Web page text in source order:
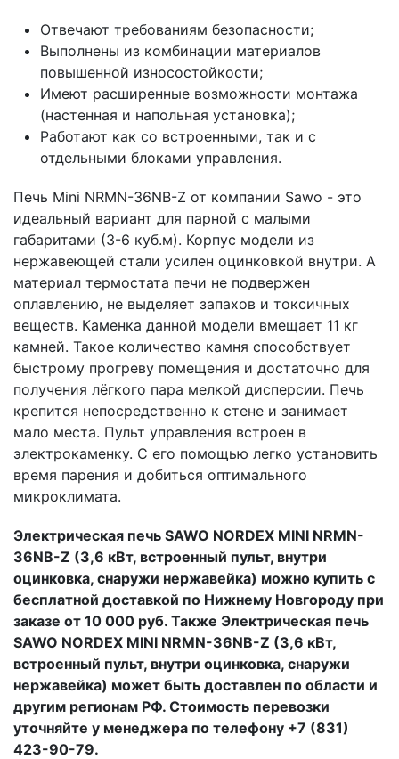
Отвечают требованиям безопасности;
Выполнены из комбинации материалов
повышенной износостойкости;
Имеют расширенные возможности монтажа
(настенная и напольная установка);
Работают как со встроенными, так и с
отдельными блоками управления.
Печь Mini NRMN-36NB-Z от компании Sawo - это
идеальный вариант для парной с малыми
габаритами (3-6 куб.м). Корпус модели из
нержавеющей стали усилен оцинковкой внутри. А
материал термостата печи не подвержен
оплавлению, не выделяет запахов и токсичных
веществ. Каменка данной модели вмещает 11 кг
камней. Такое количество камня способствует
быстрому прогреву помещения и достаточно для
получения лёгкого пара мелкой дисперсии. Печь
крепится непосредственно к стене и занимает
мало места. Пульт управления встроен в
электрокаменку. С его помощью легко установить
время парения и добиться оптимального
микроклимата.
Электрическая печь SAWO NORDEX MINI NRMN-
36NB-Z (3,6 кВт, встроенный пульт, внутри
оцинковка, снаружи нержавейка) можно купить с
бесплатной доставкой по Нижнему Новгороду при
заказе от 10 000 руб. Также Электрическая печь
SAWO NORDEX MINI NRMN-36NB-Z (3,6 кВт,
встроенный пульт, внутри оцинковка, снаружи
нержавейка) может быть доставлен по области и
другим регионам РФ. Стоимость перевозки
уточняйте у менеджера по телефону +7 (831)
423-90-79.